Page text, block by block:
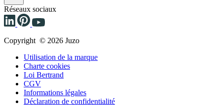
Réseaux sociaux
Copyright © 2026 Juzo
Utilisation de la marque
Charte cookies
Loi Bertrand
CGV
Informations légales
Déclaration de confidentialité